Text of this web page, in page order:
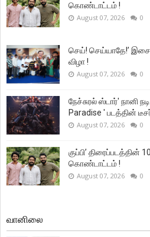
கொண்டாட்டம் !
August 07, 2026 0
செய்! செய்யாதே!’ இசை
விழா !
August 07, 2026 0
நேச்சுரல் ஸ்டார்' நானி
Paradise ' படத்தின்
August 07, 2026 0
குப்பி’
கொண்டாட்டம் !
August 07, 2026 0
வானிலை